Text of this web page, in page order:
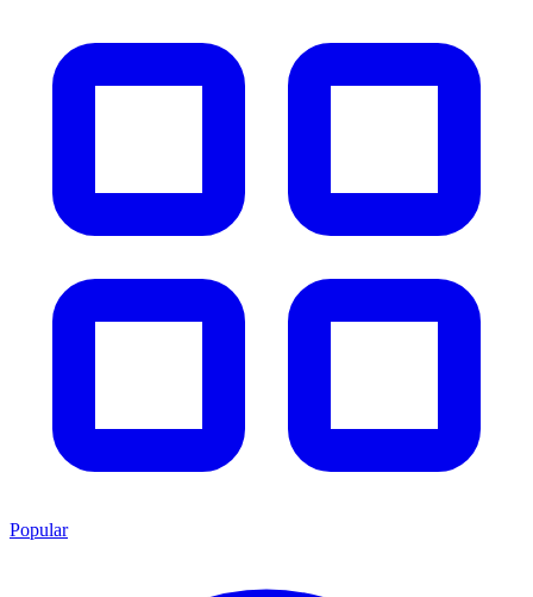
Popular